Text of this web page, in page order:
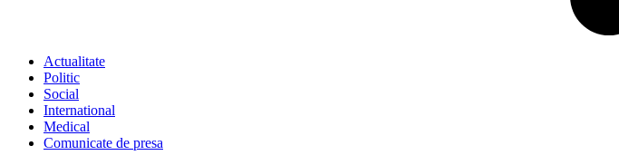
Actualitate
Politic
Social
International
Medical
Comunicate de presa